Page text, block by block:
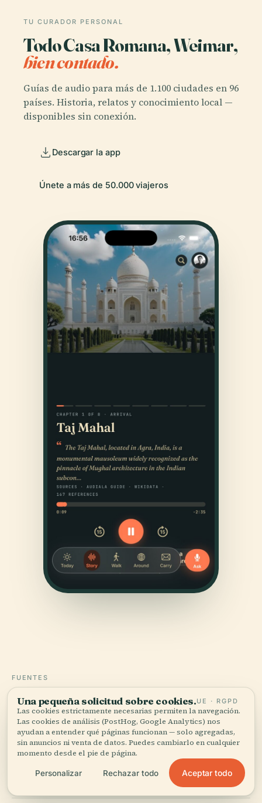
TU CURADOR PERSONAL
Todo Casa Romana, Weimar,
bien contado.
Guías de audio para más de 1.100 ciudades en 96
países. Historia, relatos y conocimiento local —
disponibles sin conexión.
Descargar la app
Únete a más de 50.000 viajeros
FUENTES
Verificado,y a la vista.
Investigado y redactado por el equipo editorial de
Audiala a partir de registros históricos, archivos
arquitectónicos y conocimiento local.
Última revisión: April 2026
Una pequeña solicitud sobre cookies.UE · RGPD
Las cookies estrictamente necesarias permiten la navegación.
Las cookies de análisis (PostHog, Google Analytics) nos
ayudan a entender qué páginas funcionan — solo agregadas,
sin anuncios ni venta de datos. Puedes cambiarlo en cualquier
momento desde el pie de página.
Personalizar Rechazar todo Aceptar todo